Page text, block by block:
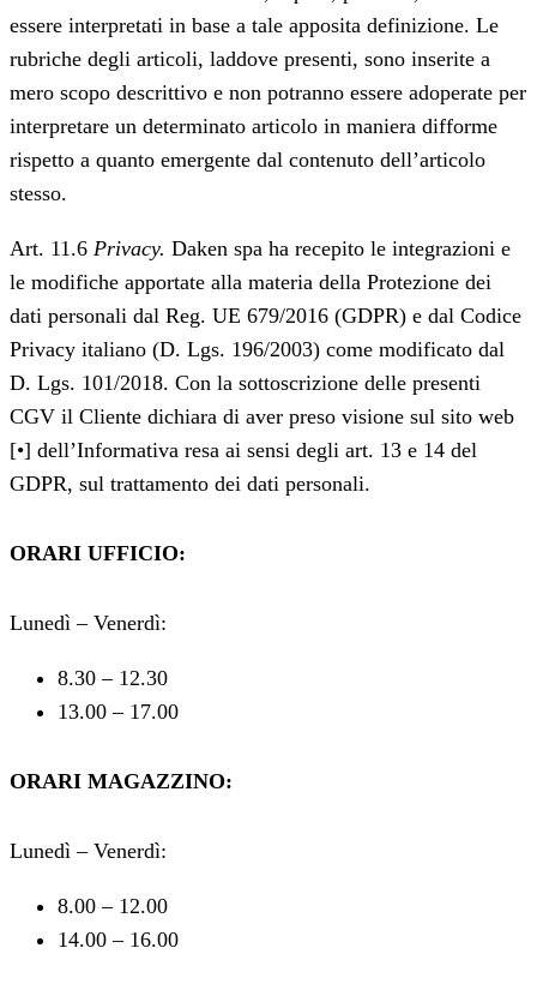
essere interpretati in base a tale apposita definizione. Le
rubriche degli articoli, laddove presenti, sono inserite a
mero scopo descrittivo e non potranno essere adoperate per
interpretare un determinato articolo in maniera difforme
rispetto a quanto emergente dal contenuto dell’articolo
stesso.
Art. 11.6 Privacy. Daken spa ha recepito le integrazioni e
le modifiche apportate alla materia della Protezione dei
dati personali dal Reg. UE 679/2016 (GDPR) e dal Codice
Privacy italiano (D. Lgs. 196/2003) come modificato dal
D. Lgs. 101/2018. Con la sottoscrizione delle presenti
CGV il Cliente dichiara di aver preso visione sul sito web
[•] dell’Informativa resa ai sensi degli art. 13 e 14 del
GDPR, sul trattamento dei dati personali.
ORARI UFFICIO:
Lunedì – Venerdì:
8.30 – 12.30
13.00 – 17.00
ORARI MAGAZZINO:
Lunedì – Venerdì:
8.00 – 12.00
14.00 – 16.00